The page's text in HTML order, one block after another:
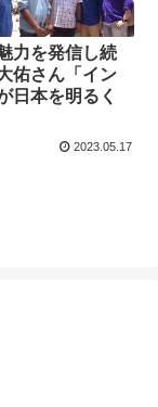
力を発信し続
佑さん「イン
日本を明るく
2023.05.17